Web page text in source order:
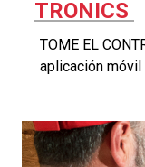
TRONICS
TOME EL
aplicación móvil